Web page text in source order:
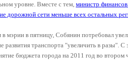
уровне. Вместе с тем, министр
дорожной сети меньше всех остальных
мэрии в пятницу, Собянин потребовал
развития транспорта "увеличить в разы".
бюджета города на 2011 год во втором